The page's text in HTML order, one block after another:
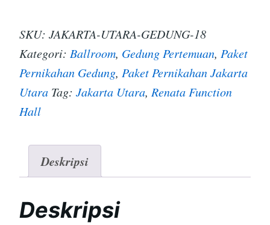
SKU: JAKARTA-UTARA-GEDUNG-18
Kategori: Ballroom, Gedung Pertemuan, Paket
Pernikahan Gedung, Paket Pernikahan Jakarta
Utara Tag: Jakarta Utara, Renata Function
Hall
Deskripsi
Deskripsi